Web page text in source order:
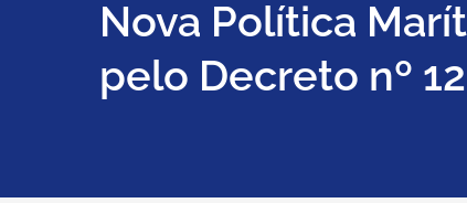
Nova Política
pelo Decreto nº